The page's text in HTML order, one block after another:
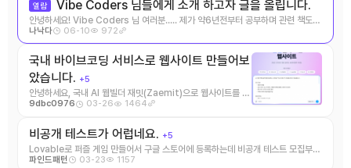
열람 Vibe Coders 님들에게 소개 하고자 글을 올립니다.
안녕하세요! Vibe Coders 님 여러분..... 제가 약6년전부터 공부하며 관련 책도
공저한 파이네트워 ...
나낙다 06-10 972
국내 바이브코딩 서비스로 웹사이트 만들어보
았습니다. +5
안녕하세요, 국내 AI 웹빌더 재밋(Zaemit)으로 웹사이트를 제
작해보았습니다. 국내에 V0, lovabl ...
9dbc0976 03-26 1464
비공개 테스트가 어럽네요. +5
Lovable로 퍼즐 게임 만들어서 구글 스토어에 등록하는데 비공개 테스트 모집부터
12명이 14일간 테스트 ...
파인드패턴 03-23 1157